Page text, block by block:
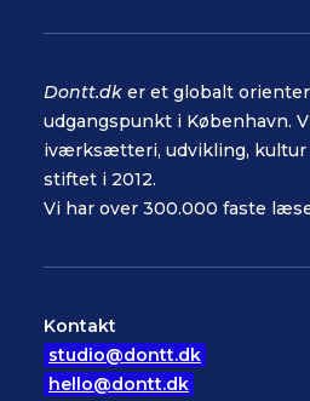
Dontt.dk er et globalt
udgangspunkt i København.
iværksætteri, udvikling, kultur
stiftet i 2012.
Vi har over 300.000 faste
Kontakt
studio@dontt.dk
hello@dontt.dk